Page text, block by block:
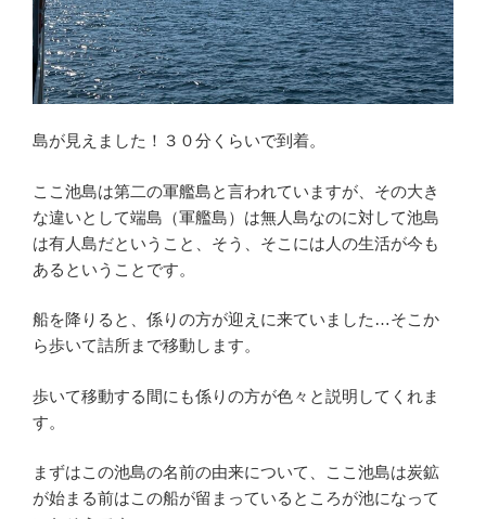
島が見えました！３０分くらいで到着。
ここ池島は第二の軍艦島と言われていますが、その大き
な違いとして端島（軍艦島）は無人島なのに対して池島
は有人島だということ、そう、そこには人の生活が今も
あるということです。
船を降りると、係りの方が迎えに来ていました…そこか
ら歩いて詰所まで移動します。
歩いて移動する間にも係りの方が色々と説明してくれま
す。
まずはこの池島の名前の由来について、ここ池島は炭鉱
が始まる前はこの船が留まっているところが池になって